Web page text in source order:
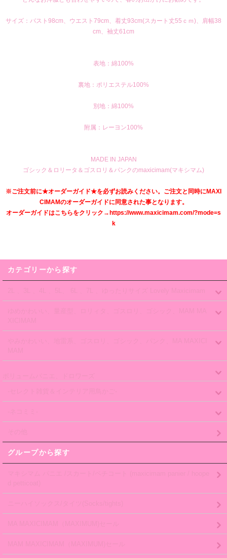
サイズ：バスト98cm、ウエスト79cm、着丈93cm(スカート丈55ｃｍ)、肩幅38
cm、袖丈61cm
表地：綿100%
裏地：ポリエステル100%
別地：綿100%
附属：レーヨン100%
MADE IN JAPAN
ゴシック＆ロリータ＆ゴスロリ＆パンクのmaxicimam(マキシマム)
※ご注文前に★オーダーガイド★を必ずお読みください。ご注文と同時にMAXI
CIMAMのオーダーガイドに同意された事となります。
オーダーガイドはこちらをクリック→https://www.maxicimam.com/?mode=s
k
カテゴリーから探す
グループから探す